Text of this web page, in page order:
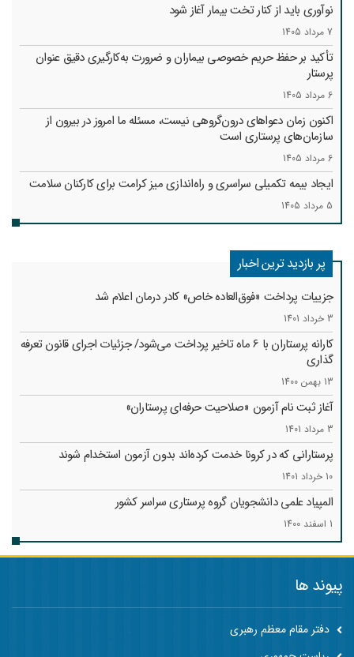
نوآوری باید از کنار تخت بیمار آغاز شود
7 مرداد 1405
تأکید بر حفظ حریم خصوصی بیماران و ضرورت به‌کارگیری دقیق عنوان
پرستار
6 مرداد 1405
اکنون زمان دعواهای درون‌گروهی نیست، مسئله ما امروز در بیرون از
سازمان‌های پرستاری است
6 مرداد 1405
ایجاد بیمه تکمیلی سراسری و راه‌اندازی میز کرامت برای کارکنان سلامت
5 مرداد 1405
پر بازدید ترین اخبار
جزییات پرداخت «فوق‌العاده خاص» کادر درمان اعلام شد
3 خرداد 1401
کارانه‌ پرستاران با 6 ماه تاخیر پرداخت می‌شود/ جزئیات اجرای قانون تعرفه
گذاری
13 بهمن 1400
آغاز ثبت نام آزمون «صلاحیت حرفه‌ای پرستاران»
3 مرداد 1401
پرستارانی که در کرونا خدمت کرد‌ه‌اند بدون آزمون استخدام شوند
10 خرداد 1401
المپیاد علمی دانشجویان گروه پرستاری سراسر کشور
1 اسفند 1400
پیوند ها
دفتر مقام معظم رهبری